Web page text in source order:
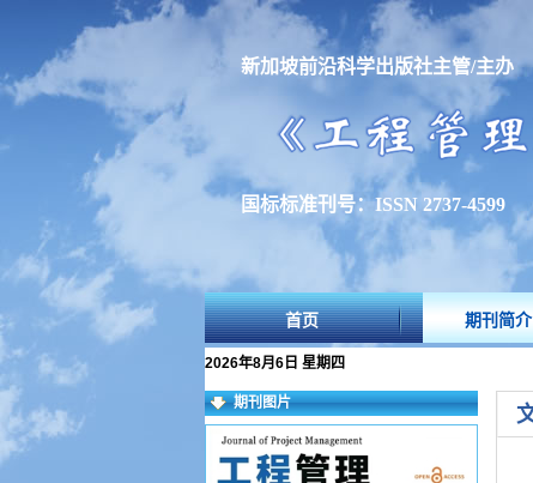
新加坡前沿科学出版社主管/主办
国标标准刊号：ISSN 2737-4599
首页 期刊简介
2026年8月6日 星期四
期刊图片